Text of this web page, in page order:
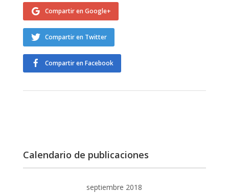
Compartir en Google+
Compartir en Twitter
Compartir en Facebook
Calendario de publicaciones
septiembre 2018